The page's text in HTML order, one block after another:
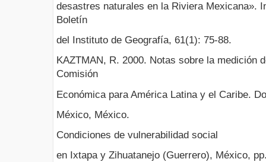
desastres naturales en la Riviera Mexicana».
Boletín
del Instituto de Geografía, 61(1): 75-88.
KAZTMAN, R. 2000. Notas sobre la medición
Comisión
Económica para América Latina y el Caribe.
México, México.
Condiciones de vulnerabilidad social
en Ixtapa y Zihuatanejo (Guerrero), México,